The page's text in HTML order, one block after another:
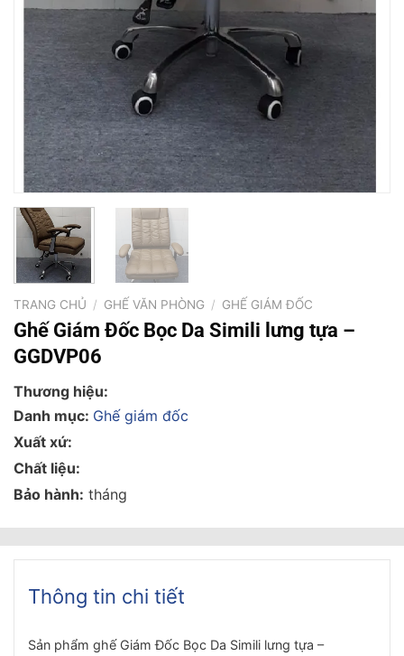
TRANG CHỦ / GHẾ VĂN PHÒNG / GHẾ GIÁM ĐỐC
Ghế Giám Đốc Bọc Da Simili lưng tựa –
GGDVP06
Thương hiệu:
Danh mục: Ghế giám đốc
Xuất xứ:
Chất liệu:
Bảo hành: tháng
Thông tin chi tiết
Sản phẩm ghế Giám Đốc Bọc Da Simili lưng tựa –